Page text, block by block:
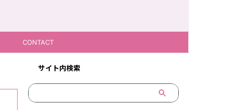
CONTACT
サイト内検索